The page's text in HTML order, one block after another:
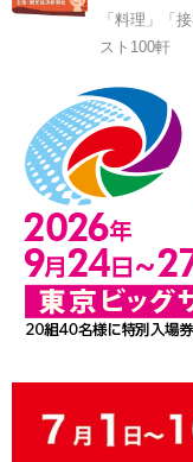
「料理」「
スト100軒